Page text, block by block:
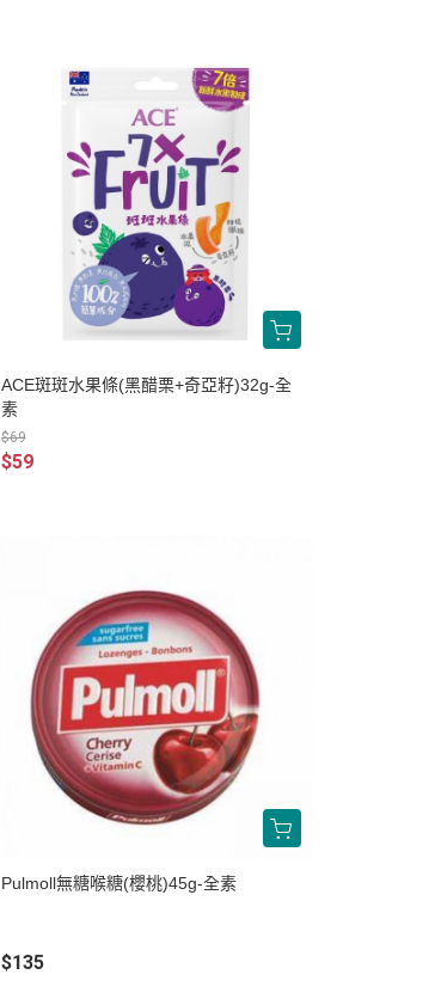
ACE斑斑水果條(黑醋栗+奇亞籽)32g-全
素
$69
$59
Pulmoll無糖喉糖(櫻桃)45g-全素
$135